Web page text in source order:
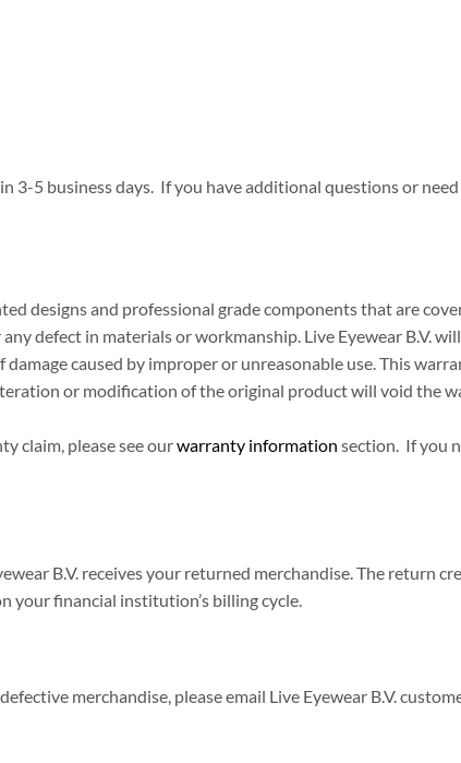
3-5 business days. If you have additional questions or
designs and professional grade components that are
defect in materials or workmanship. Live Eyewear B.V.
caused by improper or unreasonable use. This
or modification of the original product will void the
claim, please see ourwarranty information section. If you
B.V. receives your returned merchandise. The return
your financial institution’s billing cycle.
merchandise, please email Live Eyewear B.V.